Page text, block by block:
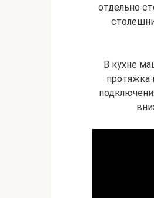
отдельно
В кухне
протяжка